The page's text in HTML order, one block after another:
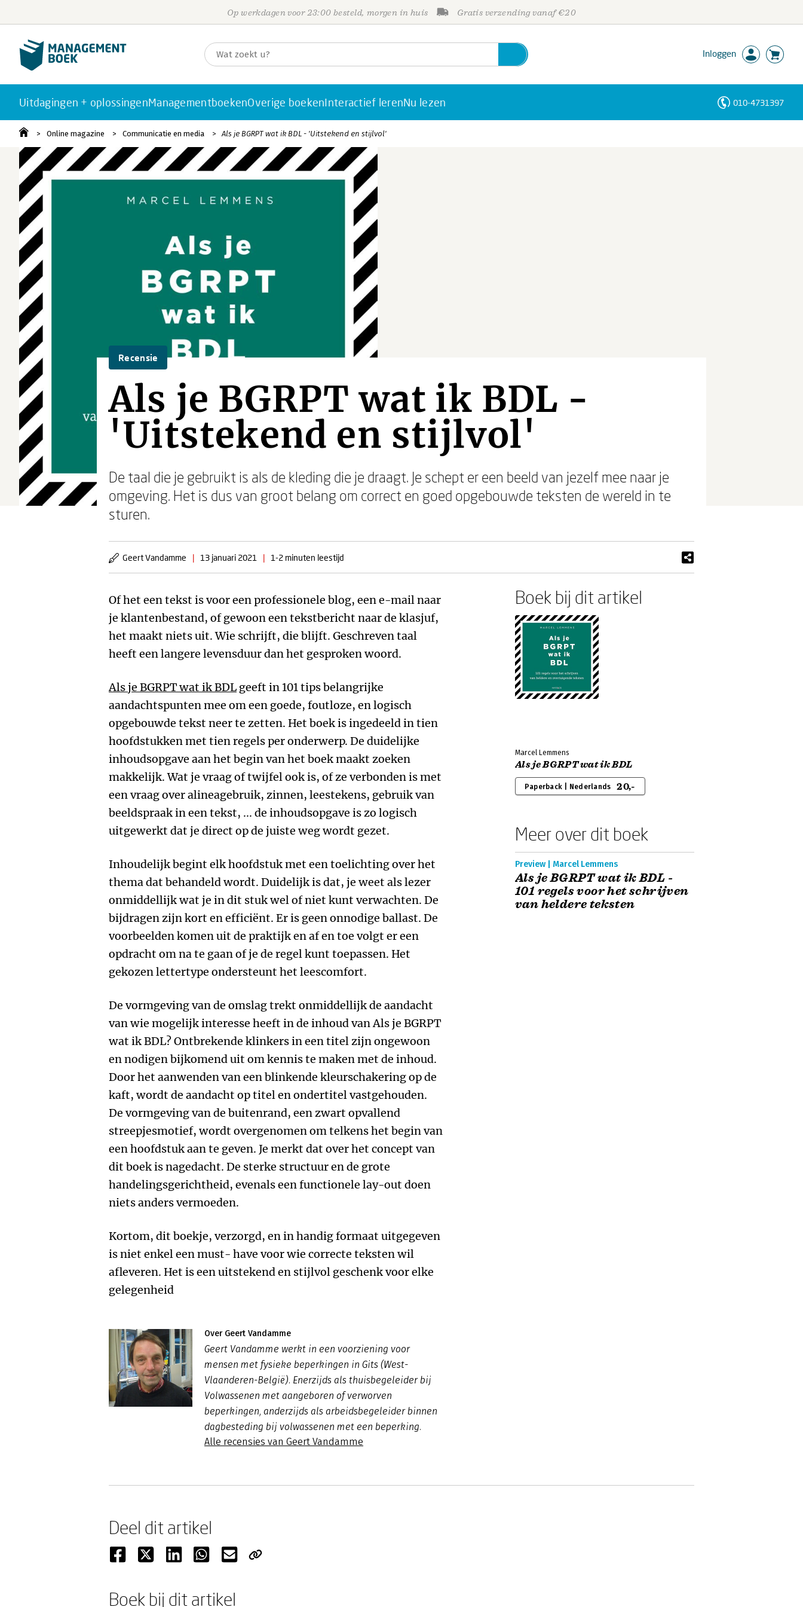
Op werkdagen voor 23:00 besteld, morgen in huis Gratis verzending vanaf €20
Inloggen
Uitdagingen + oplossingenManagementboekenOverige boekenInteractief lerenNu lezen 010-4731397
Online magazine Communicatie en media Als je BGRPT wat ik BDL - 'Uitstekend en stijlvol'
Recensie
Als je BGRPT wat ik BDL -
'Uitstekend en stijlvol'
De taal die je gebruikt is als de kleding die je draagt. Je schept er een beeld van jezelf mee naar je
omgeving. Het is dus van groot belang om correct en goed opgebouwde teksten de wereld in te
sturen.
Geert Vandamme | 13 januari 2021 | 1-2 minuten leestijd
Of het een tekst is voor een professionele blog, een e-mail naar
je klantenbestand, of gewoon een tekstbericht naar de klasjuf,
het maakt niets uit. Wie schrijft, die blijft. Geschreven taal
heeft een langere levensduur dan het gesproken woord.
Als je BGRPT wat ik BDL geeft in 101 tips belangrijke
aandachtspunten mee om een goede, foutloze, en logisch
opgebouwde tekst neer te zetten. Het boek is ingedeeld in tien
hoofdstukken met tien regels per onderwerp. De duidelijke
inhoudsopgave aan het begin van het boek maakt zoeken
makkelijk. Wat je vraag of twijfel ook is, of ze verbonden is met
een vraag over alineagebruik, zinnen, leestekens, gebruik van
beeldspraak in een tekst, ... de inhoudsopgave is zo logisch
uitgewerkt dat je direct op de juiste weg wordt gezet.
Inhoudelijk begint elk hoofdstuk met een toelichting over het
thema dat behandeld wordt. Duidelijk is dat, je weet als lezer
onmiddellijk wat je in dit stuk wel of niet kunt verwachten. De
bijdragen zijn kort en efficiënt. Er is geen onnodige ballast. De
voorbeelden komen uit de praktijk en af en toe volgt er een
opdracht om na te gaan of je de regel kunt toepassen. Het
gekozen lettertype ondersteunt het leescomfort.
De vormgeving van de omslag trekt onmiddellijk de aandacht
van wie mogelijk interesse heeft in de inhoud van Als je BGRPT
wat ik BDL? Ontbrekende klinkers in een titel zijn ongewoon
en nodigen bijkomend uit om kennis te maken met de inhoud.
Door het aanwenden van een blinkende kleurschakering op de
kaft, wordt de aandacht op titel en ondertitel vastgehouden.
De vormgeving van de buitenrand, een zwart opvallend
streepjesmotief, wordt overgenomen om telkens het begin van
een hoofdstuk aan te geven. Je merkt dat over het concept van
dit boek is nagedacht. De sterke structuur en de grote
handelingsgerichtheid, evenals een functionele lay-out doen
niets anders vermoeden.
Kortom, dit boekje, verzorgd, en in handig formaat uitgegeven
is niet enkel een must- have voor wie correcte teksten wil
afleveren. Het is een uitstekend en stijlvol geschenk voor elke
gelegenheid
Over Geert Vandamme
Geert Vandamme werkt in een voorziening voor
mensen met fysieke beperkingen in Gits (West-
Vlaanderen-België). Enerzijds als thuisbegeleider bij
Volwassenen met aangeboren of verworven
beperkingen, anderzijds als arbeidsbegeleider binnen
dagbesteding bij volwassenen met een beperking.
Alle recensies van Geert Vandamme
Boek bij dit artikel
Marcel Lemmens
Als je BGRPT wat ik BDL
Paperback | Nederlands 20,-
Meer over dit boek
Preview | Marcel Lemmens
Als je BGRPT wat ik BDL -
101 regels voor het schrijven
van heldere teksten
Deel dit artikel
Boek bij dit artikel
Personen